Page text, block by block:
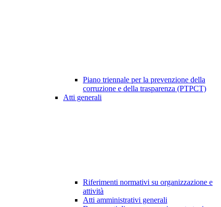
Piano triennale per la prevenzione della
corruzione e della trasparenza (PTPCT)
Atti generali
Riferimenti normativi su organizzazione e
attività
Atti amministrativi generali